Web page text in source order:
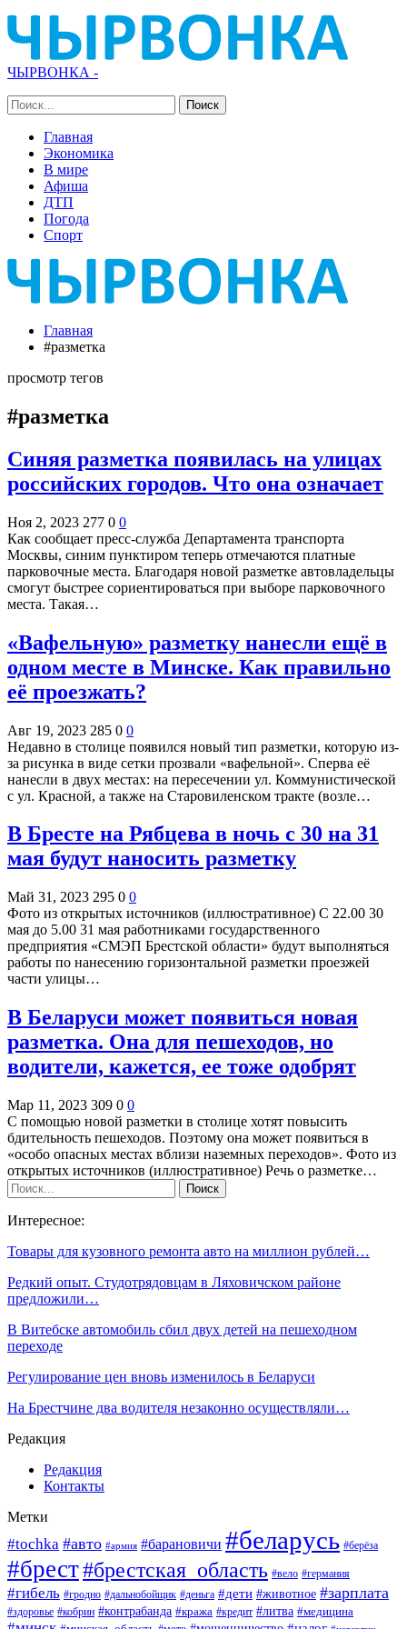
ЧЫРВОНКА -
Главная
Экономика
В мире
Афиша
ДТП
Погода
Спорт
Главная
#разметка
просмотр тегов
#разметка
Синяя разметка появилась на улицах
российских городов. Что она означает
Ноя 2, 2023 277 0 0
Как сообщает пресс-служба Департамента транспорта
Москвы, синим пунктиром теперь отмечаются платные
парковочные места. Благодаря новой разметке автовладельцы
смогут быстрее сориентироваться при выборе парковочного
места. Такая…
«Вафельную» разметку нанесли ещё в
одном месте в Минске. Как правильно
её проезжать?
Авг 19, 2023 285 0 0
Недавно в столице появился новый тип разметки, которую из-
за рисунка в виде сетки прозвали «вафельной». Сперва её
нанесли в двух местах: на пересечении ул. Коммунистической
с ул. Красной, а также на Старовиленском тракте (возле…
В Бресте на Рябцева в ночь с 30 на 31
мая будут наносить разметку
Май 31, 2023 295 0 0
Фото из открытых источников (иллюстративное) С 22.00 30
мая до 5.00 31 мая работниками государственного
предприятия «СМЭП Брестской области» будут выполняться
работы по нанесению горизонтальной разметки проезжей
части улицы…
В Беларуси может появиться новая
разметка. Она для пешеходов, но
водители, кажется, ее тоже одобрят
Мар 11, 2023 309 0 0
С помощью новой разметки в столице хотят повысить
бдительность пешеходов. Поэтому она может появиться в
«особо опасных местах вблизи наземных переходов». Фото из
открытых источников (иллюстративное) Речь о разметке…
Интересное:
Товары для кузовного ремонта авто на миллион рублей…
Редкий опыт. Студотрядовцам в Ляховичском районе
предложили…
В Витебске автомобиль сбил двух детей на пешеходном
переходе
Регулирование цен вновь изменилось в Беларуси
На Брестчине два водителя незаконно осуществляли…
Редакция
Редакция
Контакты
Метки
#tochka #авто #армия #барановичи #беларусь #берёза
#брест#брестская_область #вело #германия
#гибель #гродно #дальнобойщик #деньга #дети #животное #зарплата
#здоровье #кобрин #контрабанда #кража #кредит #литва #медицина